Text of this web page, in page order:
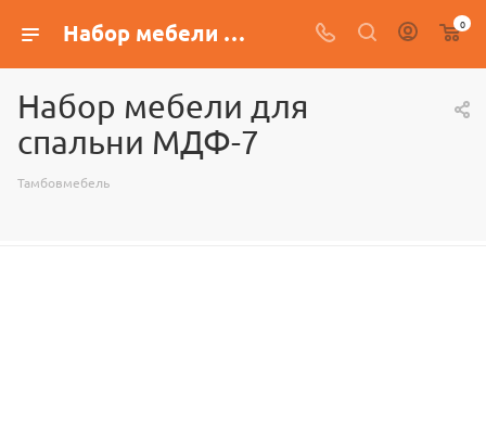
Набор мебели для спальни МДФ-7 0
Набор мебели для
спальни МДФ-7
Тамбовмебель